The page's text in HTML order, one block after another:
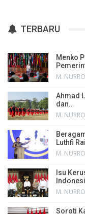
TERBARU
Menko
M.
Ahmad
dan…
M.
Luthfi
M.
Isu
M.
Soroti